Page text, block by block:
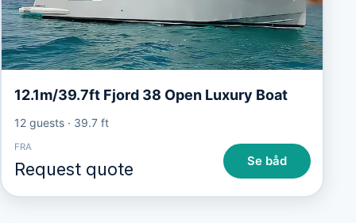
12.1m/39.7ft Fjord 38 Open Luxury Boat
12 guests· 39.7 ft
FRA
Request quote Se båd